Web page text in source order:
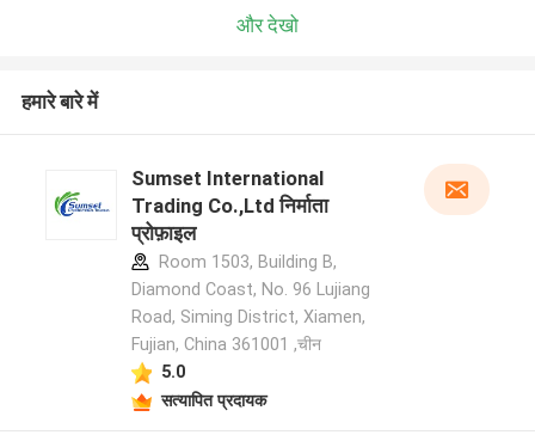
और देखो
हमारे बारे में
Sumset International
Trading Co.,Ltd निर्माता
प्रोफ़ाइल
Room 1503, Building B,
Diamond Coast, No. 96 Lujiang
Road, Siming District, Xiamen,
Fujian, China 361001 ,चीन
5.0
सत्यापित प्रदायक